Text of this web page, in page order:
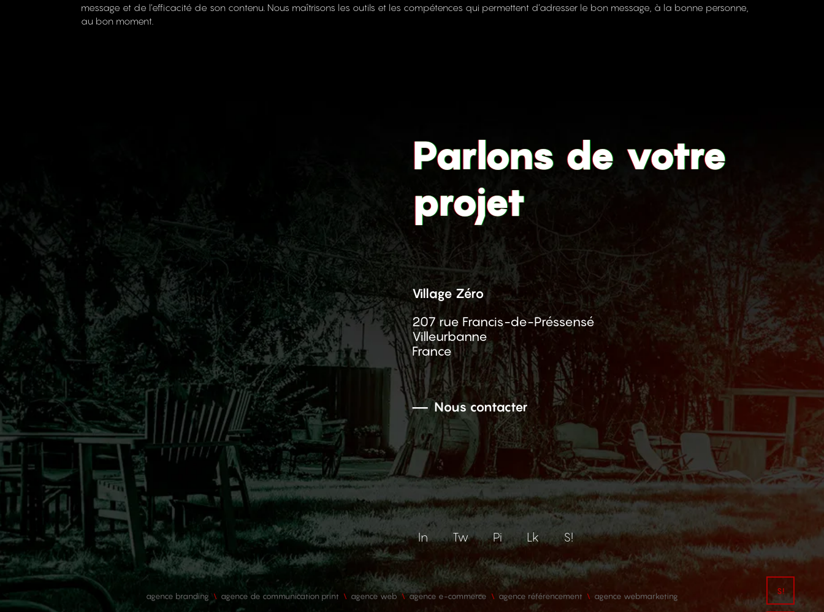
message et de l’efficacité de son contenu. Nous maîtrisons les outils et les compétences qui permettent d’adresser le bon message, à la bonne personne,
au bon moment.
Parlons de votre
projet
Village Zéro
207 rue Francis-de-Préssensé
Villeurbanne
France
Nous contacter
In Tw Pi Lk S!
agence branding agence de communication print agence web agence e-commerce agence référencement agence webmarketing